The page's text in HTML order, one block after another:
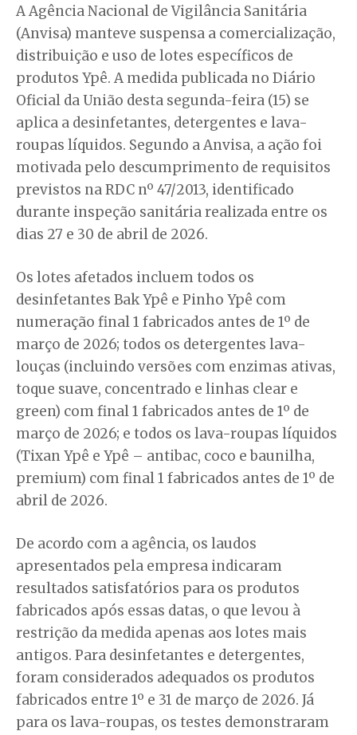
A Agência Nacional de Vigilância Sanitária
(Anvisa) manteve suspensa a comercialização,
distribuição e uso de lotes específicos de
produtos Ypê. A medida publicada no Diário
Oficial da União desta segunda-feira (15) se
aplica a desinfetantes, detergentes e lava-
roupas líquidos. Segundo a Anvisa, a ação foi
motivada pelo descumprimento de requisitos
previstos na RDC nº 47/2013, identificado
durante inspeção sanitária realizada entre os
dias 27 e 30 de abril de 2026.
Os lotes afetados incluem todos os
desinfetantes Bak Ypê e Pinho Ypê com
numeração final 1 fabricados antes de 1º de
março de 2026; todos os detergentes lava-
louças (incluindo versões com enzimas ativas,
toque suave, concentrado e linhas clear e
green) com final 1 fabricados antes de 1º de
março de 2026; e todos os lava-roupas líquidos
(Tixan Ypê e Ypê – antibac, coco e baunilha,
premium) com final 1 fabricados antes de 1º de
abril de 2026.
De acordo com a agência, os laudos
apresentados pela empresa indicaram
resultados satisfatórios para os produtos
fabricados após essas datas, o que levou à
restrição da medida apenas aos lotes mais
antigos. Para desinfetantes e detergentes,
foram considerados adequados os produtos
fabricados entre 1º e 31 de março de 2026. Já
para os lava-roupas, os testes demonstraram